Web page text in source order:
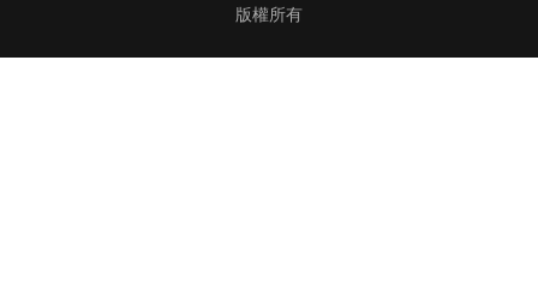
版權所有